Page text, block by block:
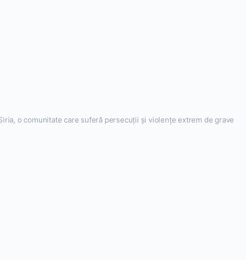
o comunitate care suferă persecuții și violențe extrem de grave